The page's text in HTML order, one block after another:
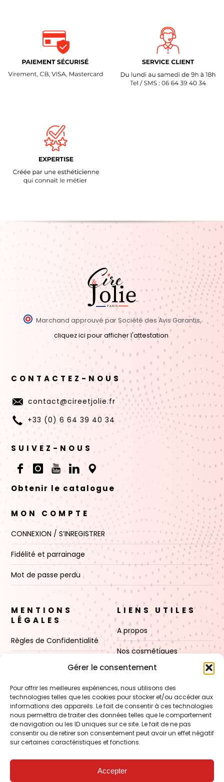
Gérer le consentement
Pour offrir les meilleures expériences, nous utilisons des
technologies telles que les cookies pour stocker et/ou accéder aux
informations des appareils. Le fait de consentir à ces technologies
nous permettra de traiter des données telles que le comportement
de navigation ou les ID uniques sur ce site. Le fait de ne pas
consentir ou de retirer son consentement peut avoir un effet négatif
sur certaines caractéristiques et fonctions.
Accepter
Marchand approuvé par Société des Avis Garantis,
cliquez ici pour afficher l'attestation.
CONTACTEZ-NOUS
contact@cireetjolie.fr
+33 (0) 6 64 39 40 34
SUIVEZ-NOUS
Obtenir le catalogue
MON COMPTE
CONNEXION / S’INREGISTRER
Fidélité et parrainage
Mot de passe perdu
MENTIONS
LÉGALES
Règles de Confidentialité
Politique de cookies (UE)
LIENS UTILES
A propos
Nos cosmétiques
Nos cires
Boutique
Contact
VOIR AUSSI
FORMATION – Udef Academy